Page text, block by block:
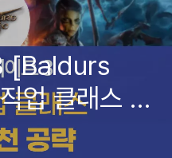
[Baldurs
업 클래스 특
년 12월)